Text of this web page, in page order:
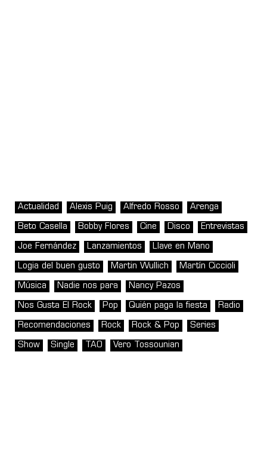
Actualidad Alexis Puig Alfredo Rosso Arenga
Beto Casella Bobby Flores Cine Disco Entrevistas
Joe Fernández Lanzamientos Llave en Mano
Logia del buen gusto Martin Wullich Martín Ciccioli
Música Nadie nos para Nancy Pazos
Nos Gusta El Rock Pop Quién paga la fiesta Radio
Recomendaciones Rock Rock & Pop Series
Show Single TAO Vero Tossounian